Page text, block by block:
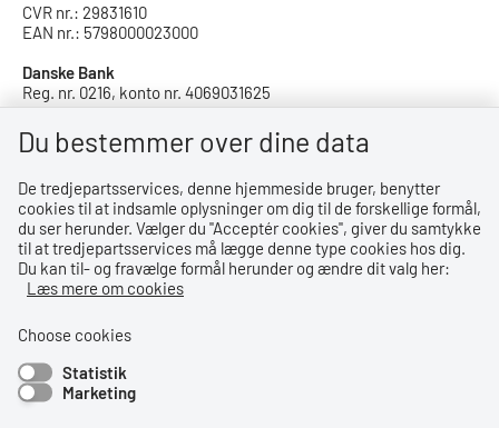
CVR nr.: 29831610
EAN nr.: 5798000023000
Danske Bank
Reg. nr. 0216, konto nr. 4069031625
IBAN: DK8402164069031625
SWIFT: DABADKKK
Privatlivspolitik
Privatlivspolitik
Tilgængelighedserklæring
Bemærk!
Du bestemmer over dine data
De tredjepartsservices, denne hjemmeside bruger, benytter
cookies til at indsamle oplysninger om dig til de forskellige formål,
du ser herunder. Vælger du ''Acceptér cookies'', giver du samtykke
til at tredjepartsservices må lægge denne type cookies hos dig.
Du kan til- og fravælge formål herunder og ændre dit valg her:
Læs mere om cookies
Choose cookies
Statistik
Marketing